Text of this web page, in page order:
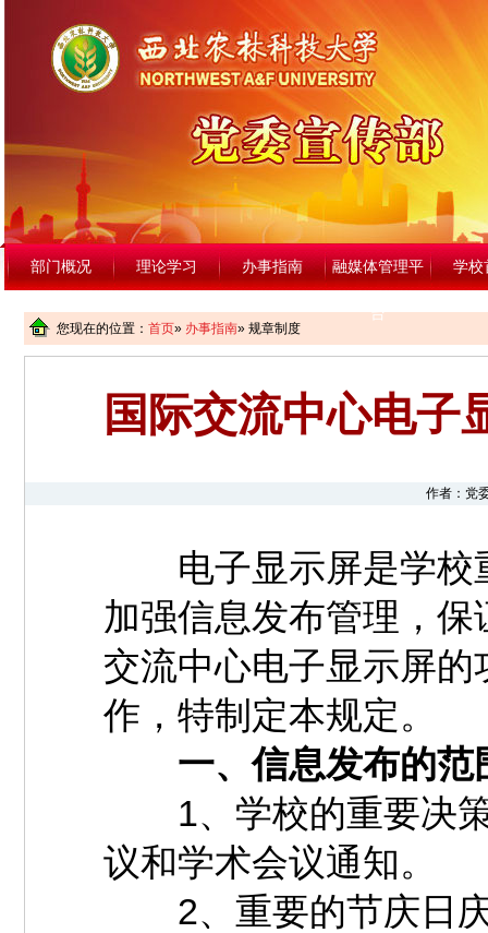
部门概况 理论学习 办事指南 融媒体管理平
台
学校
您现在的位置： 首页» 办事指南» 规章制度
国际交流中心电子
作者：党
电子显示屏是学校
加强信息发布管理，
交流中心电子显示屏
作，特制定本规定。
一、信息发布的范
1、学校的重要决策
议和学术会议通知。
2、重要的节庆日